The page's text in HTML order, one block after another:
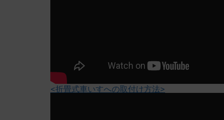
<折畳式車いすへの取付け方法>